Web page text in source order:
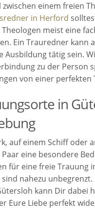
zwischen einem freien
in Herford
meist eine
Ein Trauredner kann
Ausbildung tätig sein.
zu der Person
von einer perfekten
in
auf einem Schiff oder
eine besondere
für eine freie Trauung
nahezu unbegrenzt.
kann Dir dabei
Eure Liebe perfekt